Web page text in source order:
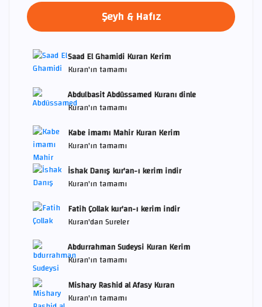
Şeyh & Hafız
Saad El Ghamidi Kuran Kerim
Kuran'ın tamamı
Abdulbasit Abdüssamed Kuranı dinle
Kuran'ın tamamı
Kabe imamı Mahir Kuran Kerim
Kuran'ın tamamı
İshak Danış kur'an-ı kerim indir
Kuran'ın tamamı
Fatih Çollak kur'an-ı kerim indir
Kuran'dan Sureler
Abdurrahman Sudeysi Kuran Kerim
Kuran'ın tamamı
Mishary Rashid al Afasy Kuran
Kuran'ın tamamı